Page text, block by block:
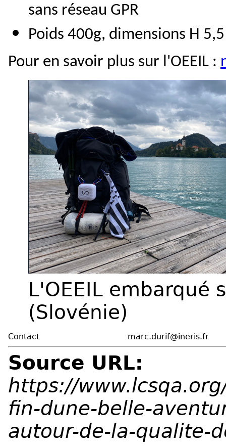
sans réseau GPR
Poids 400g, dimensions H
Pour en savoir plus sur l'OEEIL :
L'OEEIL embarqué
(Slovénie)
Contact marc.durif@ineris.fr
Source URL:
https://
fin-dune-belle-
autour-de-la-qualite-